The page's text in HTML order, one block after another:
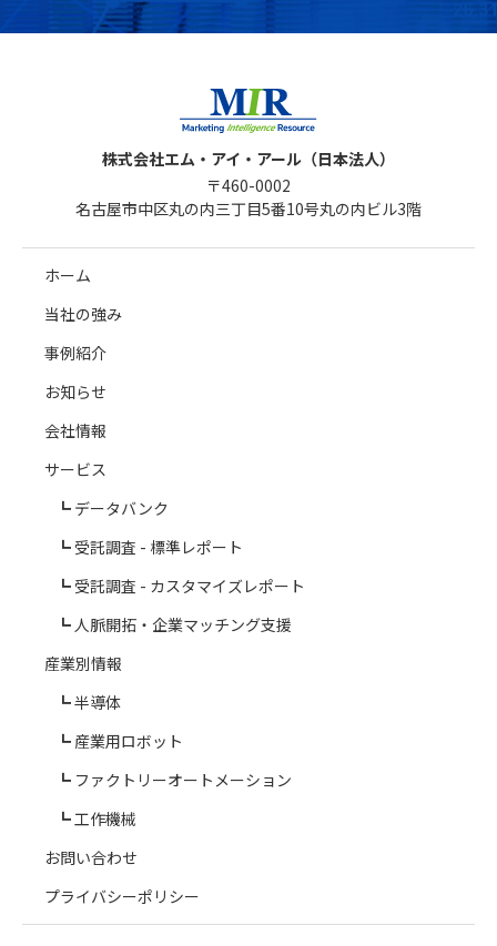
株式会社エム・アイ・アール（日本法人）
〒460-0002
名古屋市中区丸の内三丁目5番10号丸の内ビル3階
ホーム
当社の強み
事例紹介
お知らせ
会社情報
サービス
データバンク
受託調査 - 標準レポート
受託調査 - カスタマイズレポート
人脈開拓・企業マッチング支援
産業別情報
半導体
産業用ロボット
ファクトリーオートメーション
工作機械
お問い合わせ
プライバシーポリシー